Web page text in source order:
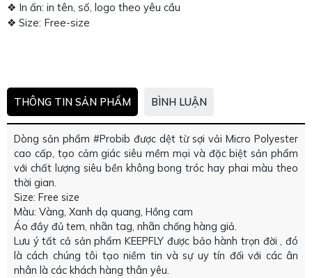
❖ In ấn: in tên, số, logo theo yêu cầu
❖ Size: Free-size
THÔNG TIN SẢN PHẨM BÌNH LUẬN
Dòng sản phẩm #Probib được dệt từ sợi vải Micro Polyester
cao cấp, tạo cảm giác siêu mềm mại và đặc biệt sản phẩm
với chất lượng siêu bền không bong tróc hay phai màu theo
thời gian.
Size: Free size
Màu: Vàng, Xanh dạ quang, Hồng cam
Áo đầy đủ tem, nhãn tag, nhãn chống hàng giả.
Lưu ý tất cả sản phẩm KEEPFLY được bảo hành trọn đời , đó
là cách chúng tôi tạo niềm tin và sự uy tín đối với các ân
nhân là các khách hàng thân yêu.